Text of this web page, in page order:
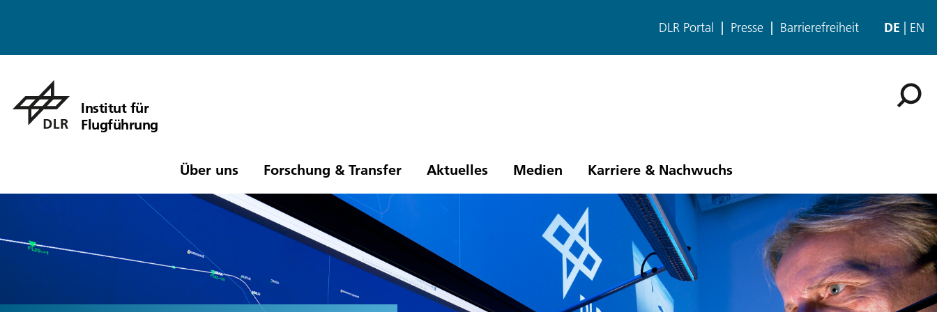
DLR Portal Presse Barrierefreiheit DE EN
Institut für
Flugführung
Über uns Forschung & Transfer Aktuelles Medien Karriere & Nachwuchs